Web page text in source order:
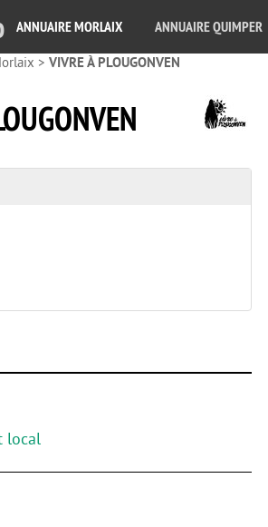
ANNUAIRE MORLAIX ANNUAIRE QUIMPER
> VIVRE À PLOUGONVEN
local